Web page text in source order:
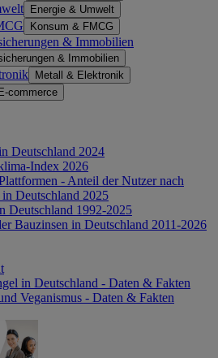
Energie & Umwelt
Konsum & FMCG
& Immobilien
& Immobilien
Metall & Elektronik
E-commerce
Deutschland 2024
Index 2026
- Anteil der Nutzer nach
Deutschland 2025
Deutschland 1992-2025
Bauzinsen in Deutschland 2011-2026
in Deutschland - Daten & Fakten
Veganismus - Daten & Fakten